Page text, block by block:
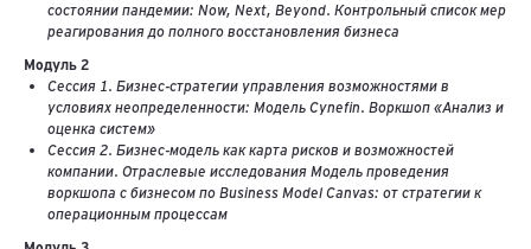
состоянии пандемии: Now, Next, Beyond. Контрольный список мер
реагирования до полного восстановления бизнеса
Модуль 2
Сессия 1. Бизнес-стратегии управления возможностями в
условиях неопределенности: Модель Cynefin. Воркшоп «Анализ и
оценка систем»
Сессия 2. Бизнес-модель как карта рисков и возможностей
компании. Отраслевые исследования Модель проведения
воркшопа с бизнесом по Business Model Canvas: от стратегии к
операционным процессам